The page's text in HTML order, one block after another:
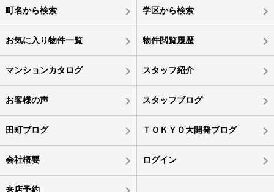
町名から検索 学区から検索
お気に入り物件一覧 物件閲覧履歴
マンションカタログ スタッフ紹介
お客様の声 スタッフブログ
田町ブログ ＴＯＫＹＯ大開発ブログ
会社概要 ログイン
来店予約